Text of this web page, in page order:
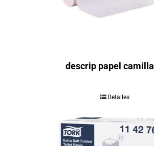
descrip papel camilla
Detalles